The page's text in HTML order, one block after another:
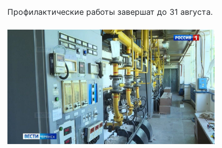
Профилактические работы завершат до 31 августа.